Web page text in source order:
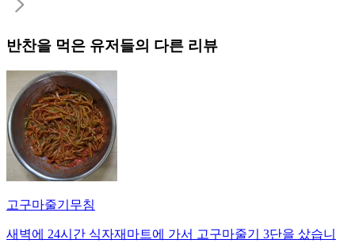
반찬을 먹은 유저들의 다른 리뷰
고구마줄기무침
새벽에 24시간 식자재마트에 가서 고구마줄기 3단을 샀습니